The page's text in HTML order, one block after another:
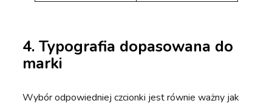
4. Typografia dopasowana do
marki
Wybór odpowiedniej czcionki jest równie ważny jak